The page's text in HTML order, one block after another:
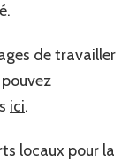
de travailler
ici.
locaux pour la